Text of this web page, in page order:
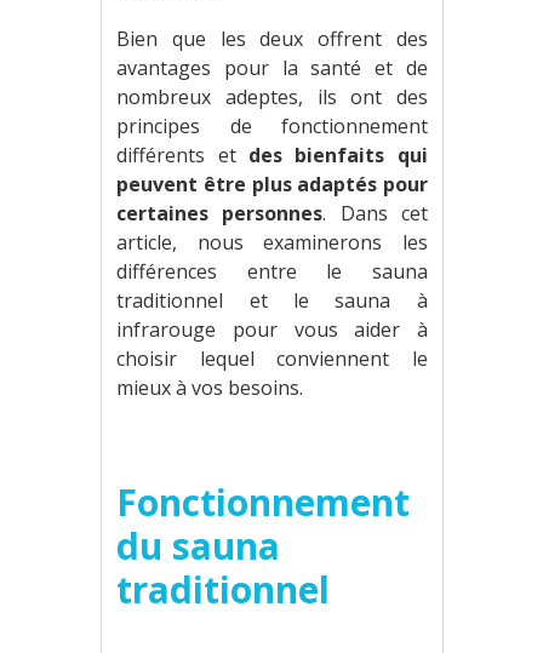
Bien que les deux offrent des
avantages pour la santé et de
nombreux adeptes, ils ont des
principes de fonctionnement
différents et des bienfaits qui
peuvent être plus adaptés pour
certaines personnes. Dans cet
article, nous examinerons les
différences entre le sauna
traditionnel et le sauna à
infrarouge pour vous aider à
choisir lequel conviennent le
mieux à vos besoins.
Fonctionnement
du sauna
traditionnel